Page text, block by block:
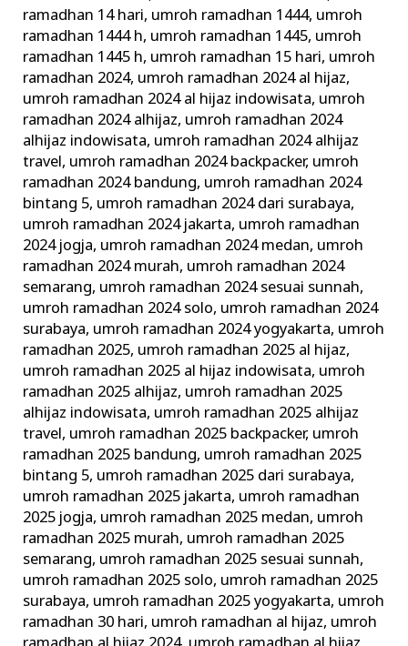
ramadhan 14 hari, umroh ramadhan 1444, umroh
ramadhan 1444 h, umroh ramadhan 1445, umroh
ramadhan 1445 h, umroh ramadhan 15 hari, umroh
ramadhan 2024, umroh ramadhan 2024 al hijaz,
umroh ramadhan 2024 al hijaz indowisata, umroh
ramadhan 2024 alhijaz, umroh ramadhan 2024
alhijaz indowisata, umroh ramadhan 2024 alhijaz
travel, umroh ramadhan 2024 backpacker, umroh
ramadhan 2024 bandung, umroh ramadhan 2024
bintang 5, umroh ramadhan 2024 dari surabaya,
umroh ramadhan 2024 jakarta, umroh ramadhan
2024 jogja, umroh ramadhan 2024 medan, umroh
ramadhan 2024 murah, umroh ramadhan 2024
semarang, umroh ramadhan 2024 sesuai sunnah,
umroh ramadhan 2024 solo, umroh ramadhan 2024
surabaya, umroh ramadhan 2024 yogyakarta, umroh
ramadhan 2025, umroh ramadhan 2025 al hijaz,
umroh ramadhan 2025 al hijaz indowisata, umroh
ramadhan 2025 alhijaz, umroh ramadhan 2025
alhijaz indowisata, umroh ramadhan 2025 alhijaz
travel, umroh ramadhan 2025 backpacker, umroh
ramadhan 2025 bandung, umroh ramadhan 2025
bintang 5, umroh ramadhan 2025 dari surabaya,
umroh ramadhan 2025 jakarta, umroh ramadhan
2025 jogja, umroh ramadhan 2025 medan, umroh
ramadhan 2025 murah, umroh ramadhan 2025
semarang, umroh ramadhan 2025 sesuai sunnah,
umroh ramadhan 2025 solo, umroh ramadhan 2025
surabaya, umroh ramadhan 2025 yogyakarta, umroh
ramadhan 30 hari, umroh ramadhan al hijaz, umroh